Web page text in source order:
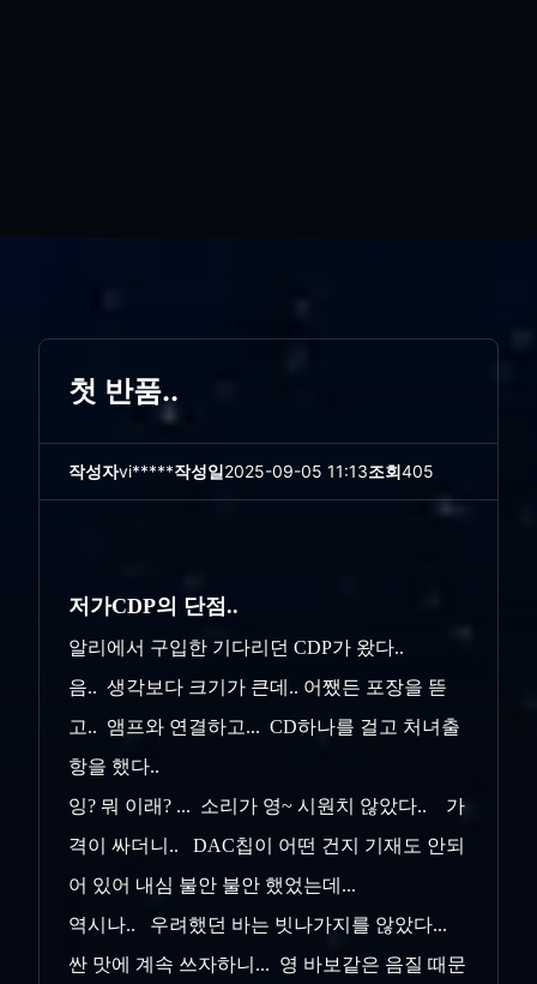
첫 반품..
작성자vi*****작성일2025-09-05 11:13조회405
저가CDP의 단점..
알리에서 구입한 기다리던 CDP가 왔다..
음.. 생각보다 크기가 큰데.. 어쨌든 포장을 뜯
고.. 앰프와 연결하고... CD하나를 걸고 처녀출
항을 했다..
잉? 뭐 이래? ... 소리가 영~ 시원치 않았다.. 가
격이 싸더니.. DAC칩이 어떤 건지 기재도 안되
어 있어 내심 불안 불안 했었는데...
역시나.. 우려했던 바는 빗나가지를 않았다...
싼 맛에 계속 쓰자하니... 영 바보같은 음질 때문